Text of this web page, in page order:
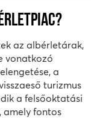
az albérletárak,
vonatkozó
a
turizmus
a felsőoktatási
amely fontos